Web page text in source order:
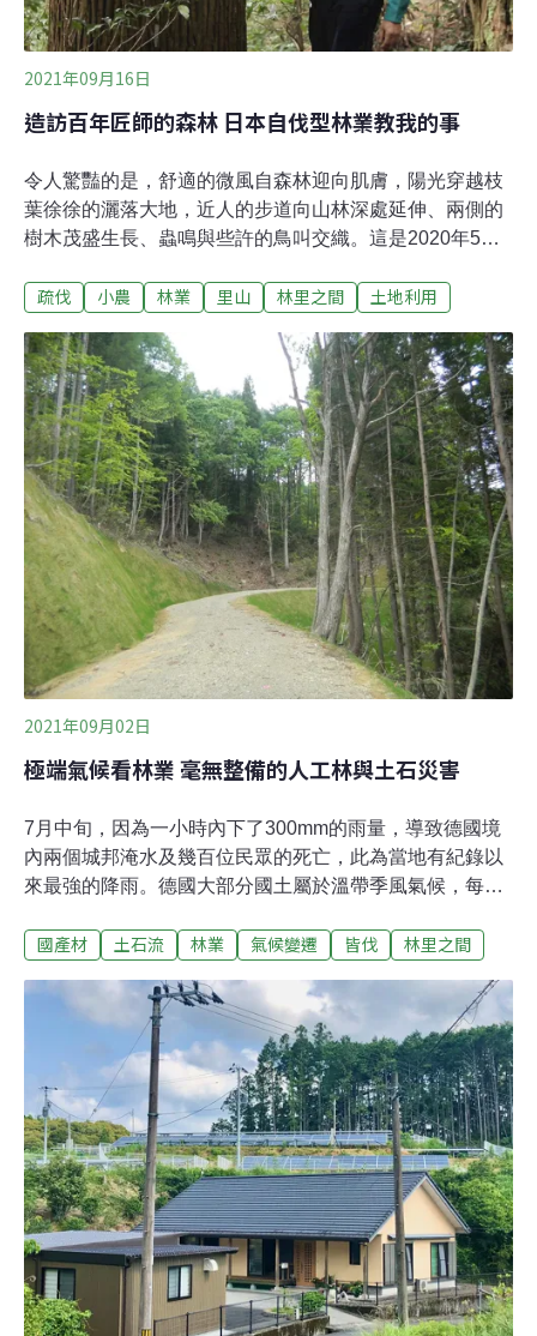
大型林業公司，或是官方背景的學者，在談論到自伐型林
業時，絕大多數都嗤之以鼻，認為這樣
2021年09月16日
造訪百年匠師的森林 日本自伐型林業教我的事
令人驚豔的是，舒適的微風自森林迎向肌膚，陽光穿越枝
葉徐徐的灑落大地，近人的步道向山林深處延伸、兩側的
樹木茂盛生長、蟲鳴與些許的鳥叫交織。這是2020年5
自伐型林業，以台灣人熟悉的方式解釋，就是林業版本的
下，達到自然生態與人類經濟活動平衡的林業。世居山村
的日本人，大多從祖先輩繼承家族持有百年以上的森林，
少部分的家族在此經營了上百年的林業[2]，漫長歲月付諸
森林工作，了解山、樹木及人類與自然應對的關係，並將
經驗加以傳承宣揚，成為自伐型林業的發展雛型。因為這
是由民間發起並推廣的林業模式，少了許多官方與學術界
的研究，導致除了日文的文獻外，目前尚無其他語言的資
料可供參照，而為了讓林業活動缺席的台灣人們了解自伐
型林業的特點，本文分為三點做出解釋。
疏伐 小農 林業 里山 林里之間 土地利用
2021年09月02日
極端氣候看林業 毫無整備的人工林與土石災害
7月中旬，因為一小時內下了300mm的雨量，導致德國境
內兩個城邦淹水及幾百位民眾的死亡，此為當地有紀錄以
來最強的降雨。德國大部分國土屬於溫帶季風氣候，每年
差異，但年降雨量幾乎為2000~4000mm之間，因應自然
地貌最多的一個產業，在67％國土為森林的日本，日常生
活的種種幾乎離不開林業的影響，如生活用水、建築用
材、乾淨的空氣、水土涵養等等。在東亞與歐陸氣候及地
質條件差異這麼大的情況下，照理講對自然災害的因應方
式、與大自然的相處之道，或林業型態等都應該有所差
異，但非常神奇的是，如此地形複雜及降雨劇烈的日本，
在林業的工作現場，絕大多數業者僅採用歐陸國家的做法
及機械配置，但是卻沒有建設耐用及兼顧排水的作業道
[1]。
國產材 土石流 林業 氣候變遷 皆伐 林里之間